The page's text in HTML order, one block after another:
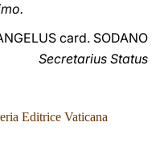
card. SODANO
Secretarius Status
Editrice Vaticana